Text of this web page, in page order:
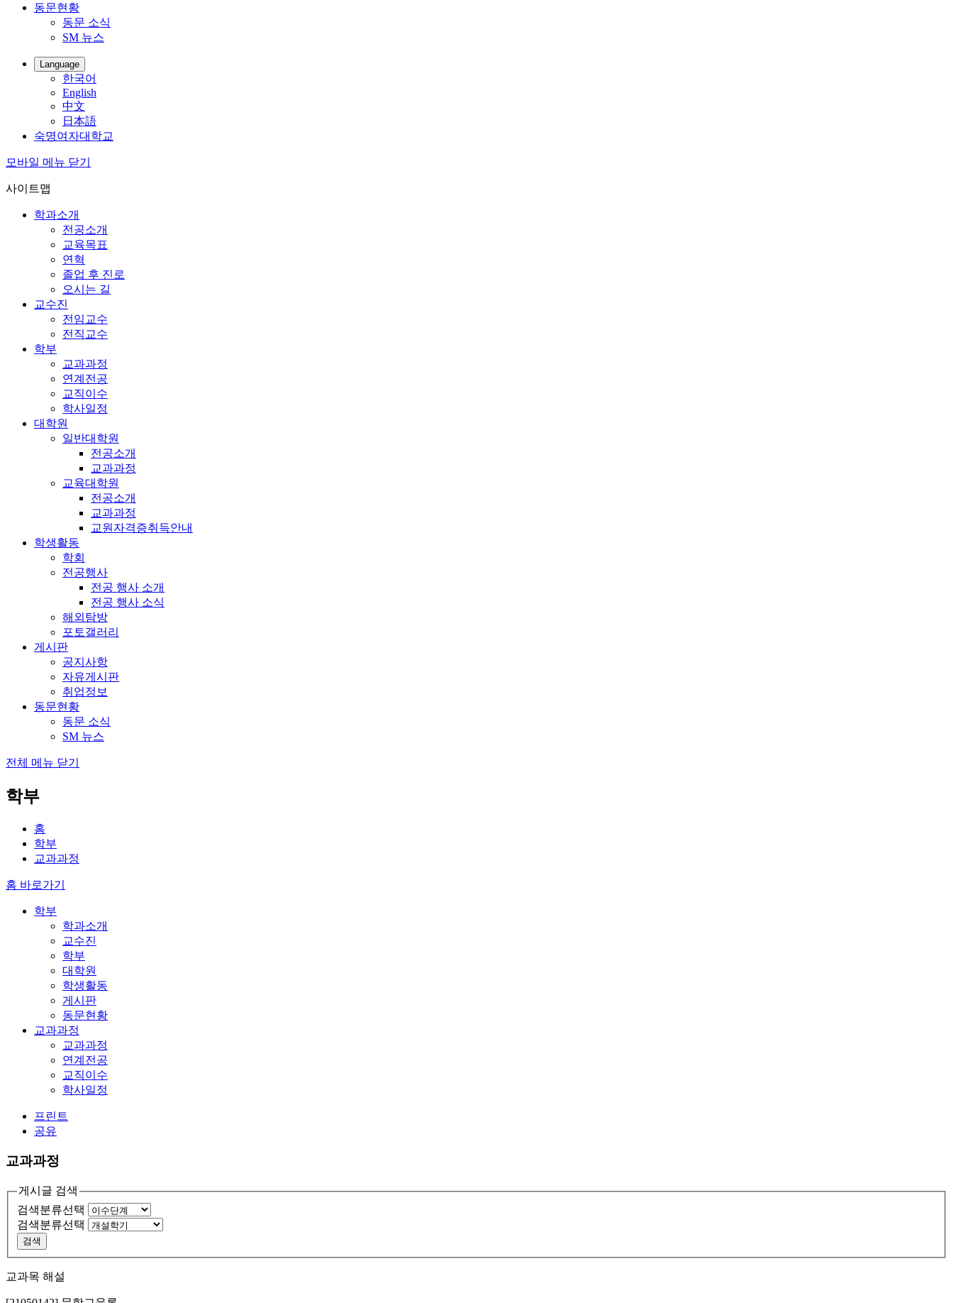
동문현황
동문 소식
SM 뉴스
Language
한국어
English
中文
日本語
숙명여자대학교
모바일 메뉴 닫기
사이트맵
학과소개
전공소개
교육목표
연혁
졸업 후 진로
오시는 길
교수진
전임교수
전직교수
학부
교과과정
연계전공
교직이수
학사일정
대학원
일반대학원
전공소개
교과과정
교육대학원
전공소개
교과과정
교원자격증취득안내
학생활동
학회
전공행사
전공 행사 소개
전공 행사 소식
해외탐방
포토갤러리
게시판
공지사항
자유게시판
취업정보
동문현황
동문 소식
SM 뉴스
전체 메뉴 닫기
학부
홈
학부
교과과정
홈 바로가기
학부
학과소개
교수진
학부
대학원
학생활동
게시판
동문현황
교과과정
교과과정
연계전공
교직이수
학사일정
프린트
공유
교과과정
게시글 검색
검색분류선택
검색분류선택
검색
교과목 해설